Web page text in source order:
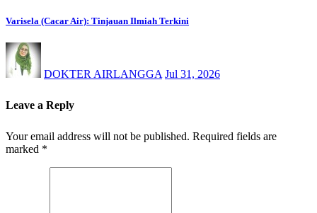
Varisela (Cacar Air): Tinjauan Ilmiah Terkini
DOKTER AIRLANGGA Jul 31, 2026
Leave a Reply
Your email address will not be published. Required fields are
marked *